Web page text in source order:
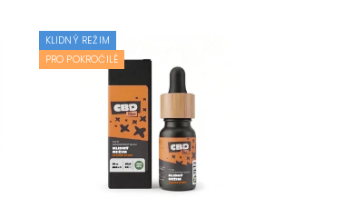
KLIDNÝ REŽIM
PRO POKROČILÉ